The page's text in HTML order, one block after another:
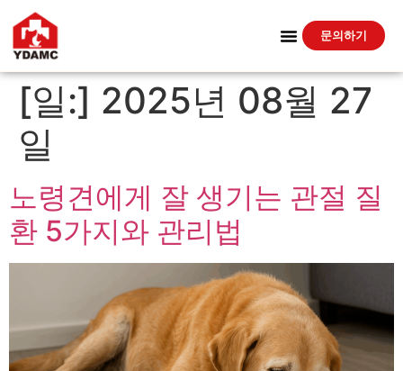
문의하기
[일:] 2025년 08월 27
일
노령견에게 잘 생기는 관절 질
환 5가지와 관리법